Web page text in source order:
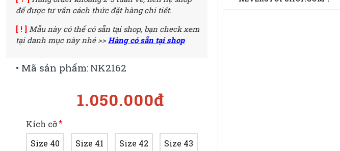
1.050.000đ
• Mã sản phẩm: NK2162
Kích cỡ
Size 40
Size 41 Size 42 Size 43
để được tư vấn cách thức đặt hàng chi tiết.
[ ! ] Mẫu này có thể có sẵn tại shop, bạn check xem
tại danh mục này nhé >>Hàng có sẵn tại shop